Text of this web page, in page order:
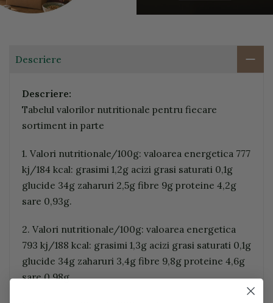
Descriere
Descriere:
Tabelul valorilor nutritionale pentru fiecare
sortiment in parte
1. Valori nutritionale/100g: valoarea energetica 777
kj/184 kcal: grasimi 1,2g acizi grasi saturati 0,1g
glucide 34g zaharuri 2,5g fibre 9g proteine 4,2g
sare 0,93g.
2. Valori nutritionale/100g: valoarea energetica
793 kj/188 kcal: grasimi 1,3g acizi grasi saturati 0,1g
glucide 34g zaharuri 3,4g fibre 9,8g proteine 4,6g
sare 0,98g.